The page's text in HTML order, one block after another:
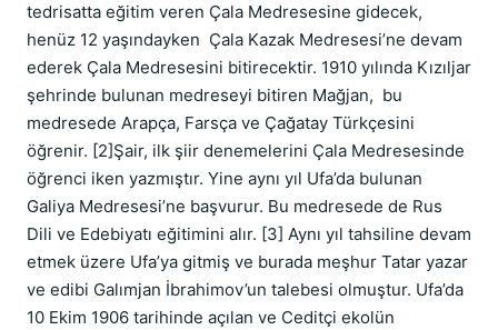
tedrisatta eğitim veren Çala Medresesine gidecek,
henüz 12 yaşındayken  Çala Kazak Medresesi’ne devam
ederek Çala Medresesini bitirecektir. 1910 yılında Kızıljar
şehrinde bulunan medreseyi bitiren Mağjan,  bu
medresede Arapça, Farsça ve Çağatay Türkçesini
öğrenir. [2]Şair, ilk şiir denemelerini Çala Medresesinde
öğrenci iken yazmıştır. Yine aynı yıl Ufa’da bulunan
Galiya Medresesi’ne başvurur. Bu medresede de Rus
Dili ve Edebiyatı eğitimini alır. [3] Aynı yıl tahsiline devam
etmek üzere Ufa’ya gitmiş ve burada meşhur Tatar yazar
ve edibi Galımjan İbrahimov’un talebesi olmuştur. Ufa’da
10 Ekim 1906 tarihinde açılan ve Ceditçi ekolün